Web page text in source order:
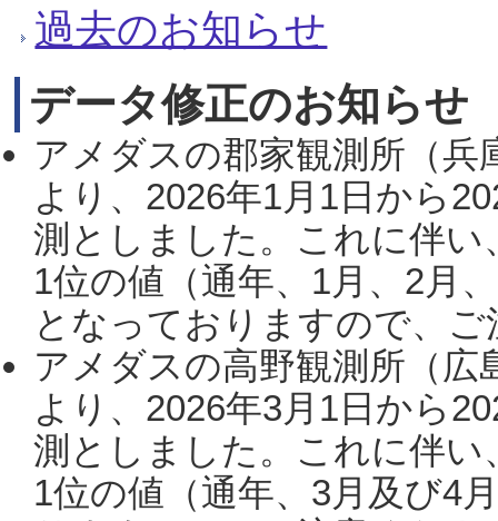
過去のお知らせ
データ修正のお知らせ
アメダスの郡家観測所（
より、2026年1月1日から
測としました。これに伴い
1位の値（通年、1月、2月
となっておりますので、
アメダスの高野観測所（
より、2026年3月1日から
測としました。これに伴い
1位の値（通年、3月及び4